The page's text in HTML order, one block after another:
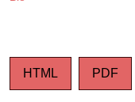
HTML PDF